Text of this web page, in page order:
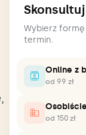
Wybierz
termin.
Online z
od 99 zł
od 150 zł